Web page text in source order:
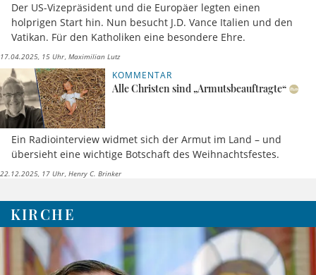
Der US-Vizepräsident und die Europäer legten einen
holprigen Start hin. Nun besucht J.D. Vance Italien und den
Vatikan. Für den Katholiken eine besondere Ehre.
17.04.2025, 15 Uhr Maximilian Lutz
KOMMENTAR
Alle Christen sind „Armutsbeauftragte“
Ein Radiointerview widmet sich der Armut im Land – und
übersieht eine wichtige Botschaft des Weihnachtsfestes.
22.12.2025, 17 Uhr Henry C. Brinker
KIRCHE